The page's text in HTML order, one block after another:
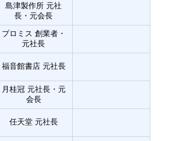
島津製作所 元社
長・元会長
プロミス 創業者・
元社長
福音館書店 元社長
月桂冠 元社長・元
会長
任天堂 元社長